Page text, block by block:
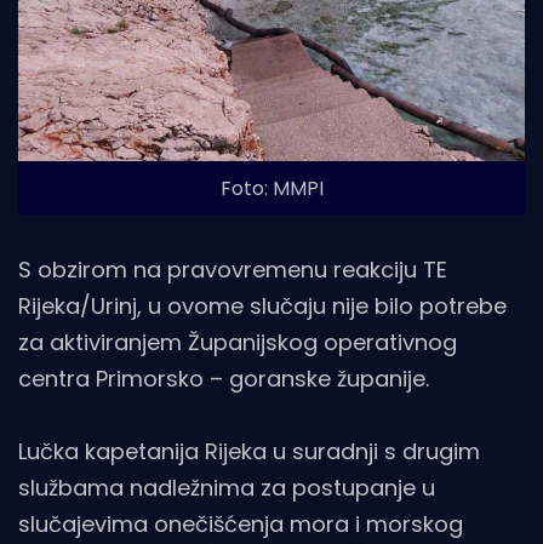
Foto: MMPI
S obzirom na pravovremenu reakciju TE
Rijeka/Urinj, u ovome slučaju nije bilo potrebe
za aktiviranjem Županijskog operativnog
centra Primorsko – goranske županije.
Lučka kapetanija Rijeka u suradnji s drugim
službama nadležnima za postupanje u
slučajevima onečišćenja mora i morskog